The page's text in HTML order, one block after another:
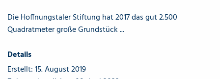
Die Hoffnungstaler Stiftung hat 2017 das gut 2.500
Quadratmeter große Grundstück ...
Details
Erstellt: 15. August 2019